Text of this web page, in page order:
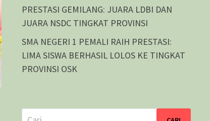
PRESTASI GEMILANG: JUARA LDBI DAN
JUARA NSDC TINGKAT PROVINSI
SMA NEGERI 1 PEMALI RAIH PRESTASI:
LIMA SISWA BERHASIL LOLOS KE TINGKAT
PROVINSI OSK
Cari